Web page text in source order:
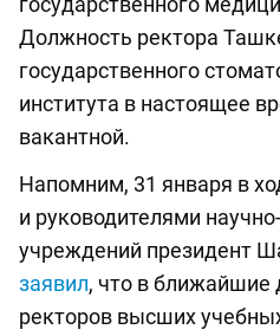
Должность ректора
государственного
института в настоящее
вакантной.
Напомним, 31 января в
и руководителями
учреждений президент
заявил, что в ближайшие
ректоров высших